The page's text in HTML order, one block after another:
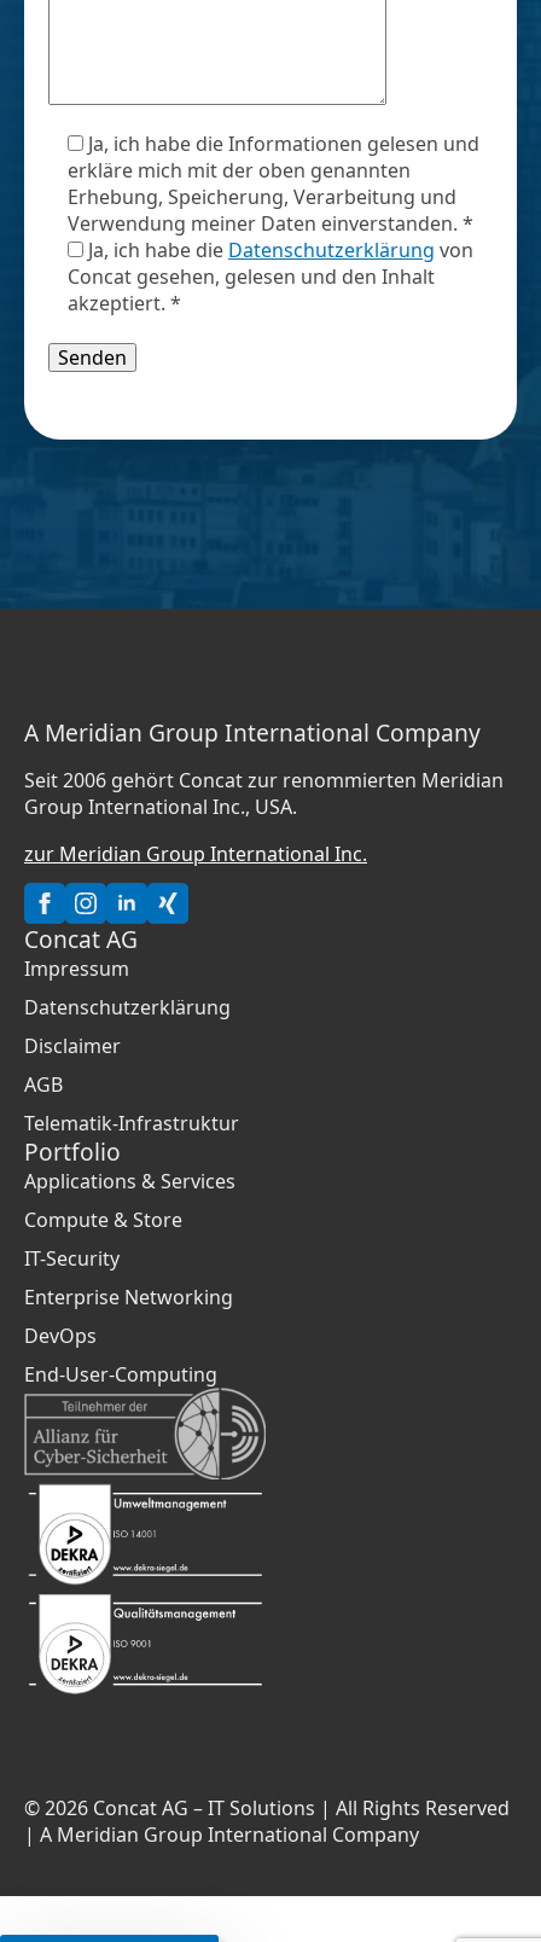
Ja, ich habe die Informationen gelesen und
erkläre mich mit der oben genannten
Erhebung, Speicherung, Verarbeitung und
Verwendung meiner Daten einverstanden. *
Ja, ich habe die Datenschutzerklärung von
Concat gesehen, gelesen und den Inhalt
akzeptiert. *
A Meridian Group International Company
Seit 2006 gehört Concat zur renommierten Meridian
Group International Inc., USA.
zur Meridian Group International Inc.
Concat AG
Impressum
Datenschutzerklärung
Disclaimer
AGB
Telematik-Infrastruktur
Portfolio
Applications & Services
Compute & Store
IT-Security
Enterprise Networking
DevOps
End-User-Computing
© 2026 Concat AG – IT Solutions | All Rights Reserved
| A Meridian Group International Company